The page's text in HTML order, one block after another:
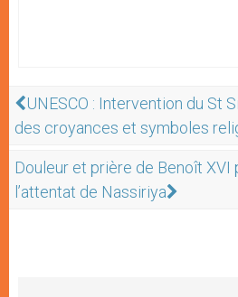
UNESCO : Intervention du St
des croyances et symboles
Douleur et prière de Benoît
l’attentat de Nassiriya